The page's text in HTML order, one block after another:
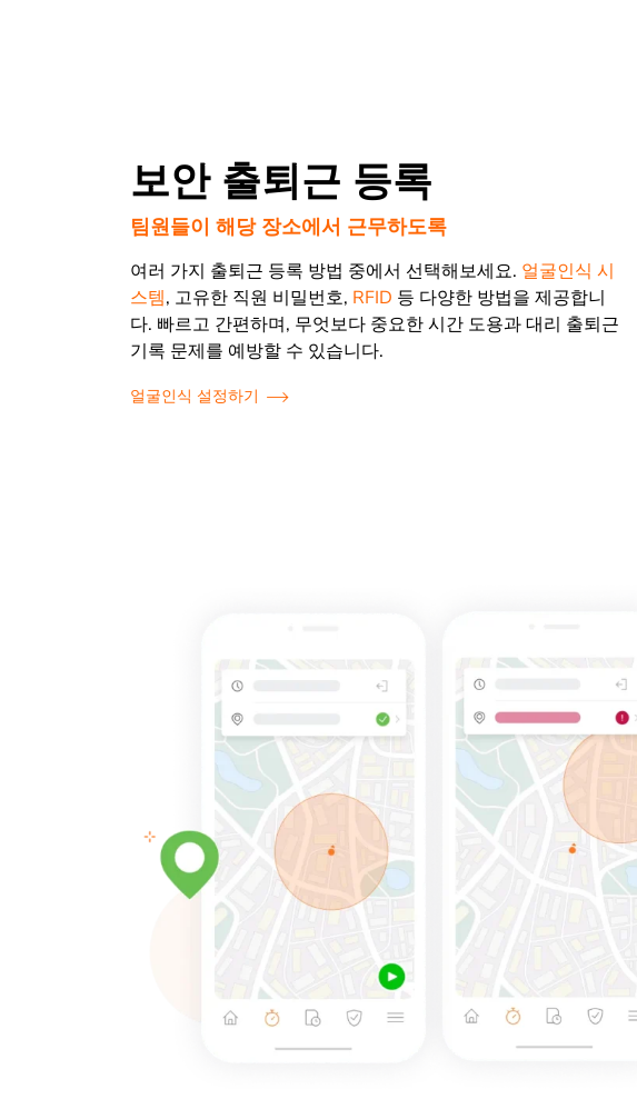
보안 출퇴근 등록
팀원들이 해당 장소에서 근무하도록
여러 가지 출퇴근 등록 방법 중에서 선택해보세요. 얼굴인식 시
스템, 고유한 직원 비밀번호, RFID 등 다양한 방법을 제공합니
다. 빠르고 간편하며, 무엇보다 중요한 시간 도용과 대리 출퇴근
기록 문제를 예방할 수 있습니다.
얼굴인식 설정하기